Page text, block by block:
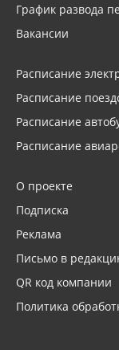
График развода
Вакансии
Расписание
Расписание
Расписание
Расписание
О проекте
Подписка
Реклама
Письмо в
QR код компании
Политика